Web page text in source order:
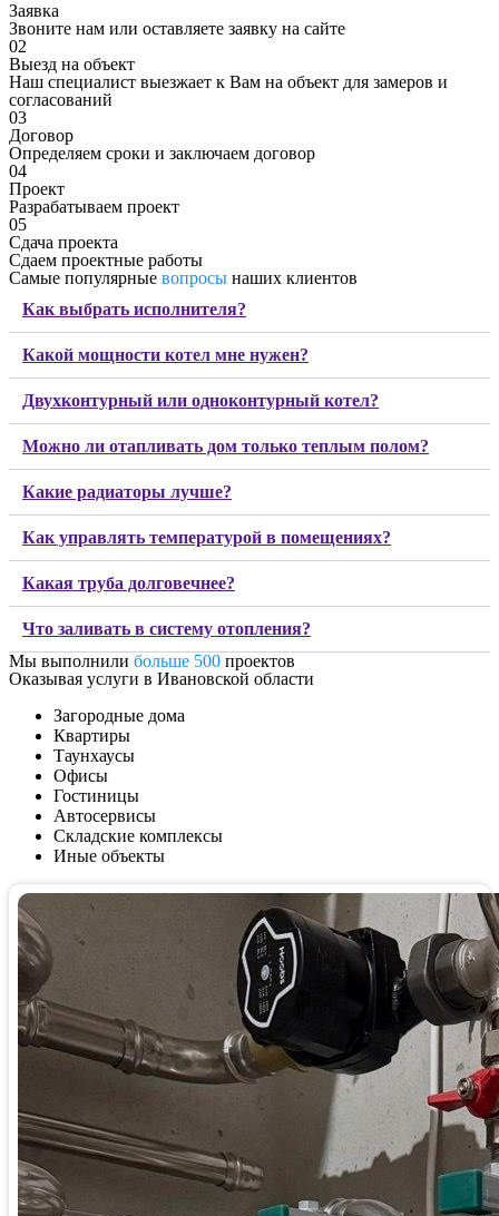
Заявка
Звоните нам или оставляете заявку на сайте
02
Выезд на объект
Наш специалист выезжает к Вам на объект для замеров и
согласований
03
Договор
Определяем сроки и заключаем договор
04
Проект
Разрабатываем проект
05
Сдача проекта
Сдаем проектные работы
Самые популярные вопросы наших клиентов
Как выбрать исполнителя?
Какой мощности котел мне нужен?
Двухконтурный или одноконтурный котел?
Можно ли отапливать дом только теплым полом?
Какие радиаторы лучше?
Как управлять температурой в помещениях?
Какая труба долговечнее?
Что заливать в систему отопления?
Мы выполнили больше 500 проектов
Оказывая услуги в Ивановской области
Загородные дома
Квартиры
Таунхаусы
Офисы
Гостиницы
Автосервисы
Складские комплексы
Иные объекты